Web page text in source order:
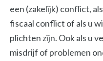
een (zakelijk) conflict,
fiscaal conflict of als u
plichten zijn. Ook als u
misdrijf of problemen